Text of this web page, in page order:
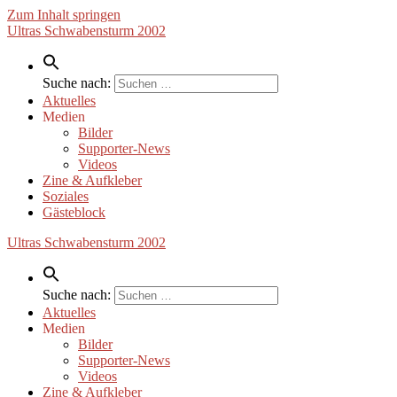
Zum Inhalt springen
Ultras Schwabensturm 2002
Suche nach:
Aktuelles
Medien
Bilder
Supporter-News
Videos
Zine & Aufkleber
Soziales
Gästeblock
Ultras Schwabensturm 2002
Suche nach:
Aktuelles
Medien
Bilder
Supporter-News
Videos
Zine & Aufkleber